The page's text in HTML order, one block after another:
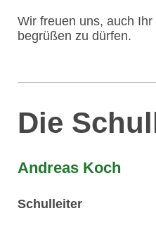
Wir freuen uns, auch
begrüßen zu dürfen.
Die
Andreas Koch
Schulleiter